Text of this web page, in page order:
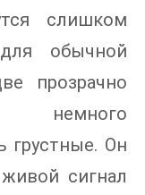
слишком
обычной
прозрачно
немного
грустные. Он
сигнал